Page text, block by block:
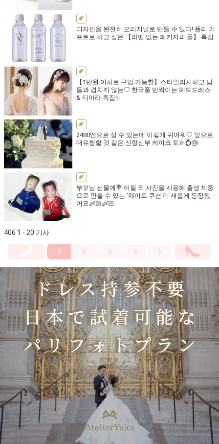
디자인을 완전히 오리지널로 만들 수 있다! 플리 기
프트로 하고 싶은 【라벨 없는 패키지의 물】 특집
【1만원 이하로 구입 가능한】스타일리시하고 남
들과 겹치지 않는♡ 한국풍 반짝이는 헤드드레스
& 티아라 특집✨
2480엔으로 살 수 있는데 이렇게 귀여워♡ 앞으로
대유행할 것 같은 신랑신부 케이크 토퍼💍🎂
부모님 선물에💐 어릴 적 사진을 사용해 출생 체중
으로 만들 수 있는 '웨이트 쿠션'이 새롭게 등장했
어요👶🏻👶🏻
406 1 - 20 기사
1 2 3 4 5